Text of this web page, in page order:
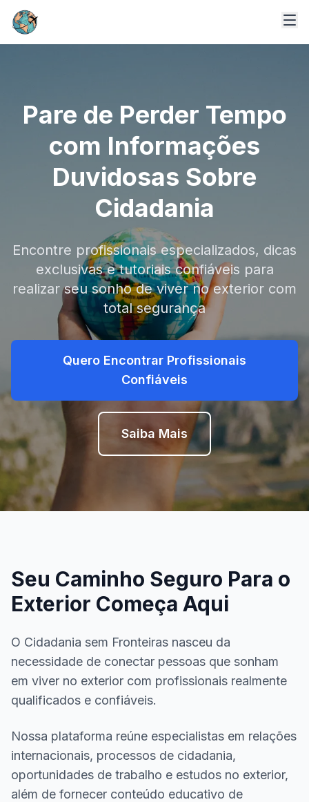
Pare de Perder Tempo
com Informações
Duvidosas Sobre
Cidadania
Encontre profissionais especializados, dicas
exclusivas e tutoriais confiáveis para
realizar seu sonho de viver no exterior com
total segurança
Quero Encontrar Profissionais
Confiáveis
Saiba Mais
Seu Caminho Seguro Para o
Exterior Começa Aqui
O Cidadania sem Fronteiras nasceu da
necessidade de conectar pessoas que sonham
em viver no exterior com profissionais realmente
qualificados e confiáveis.
Nossa plataforma reúne especialistas em relações
internacionais, processos de cidadania,
oportunidades de trabalho e estudos no exterior,
além de fornecer conteúdo educativo de